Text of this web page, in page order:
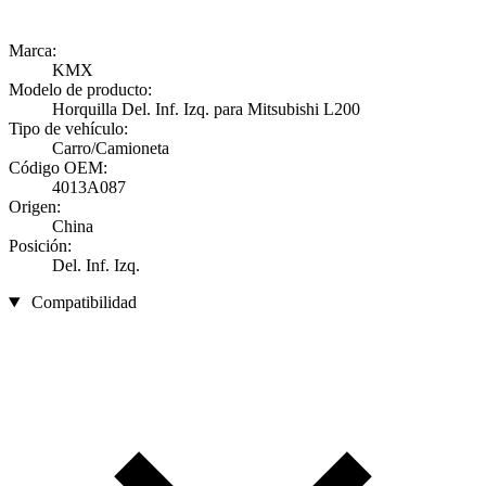
Marca:
KMX
Modelo de producto:
Horquilla Del. Inf. Izq. para Mitsubishi L200
Tipo de vehículo:
Carro/Camioneta
Código OEM:
4013A087
Origen:
China
Posición:
Del. Inf. Izq.
Compatibilidad